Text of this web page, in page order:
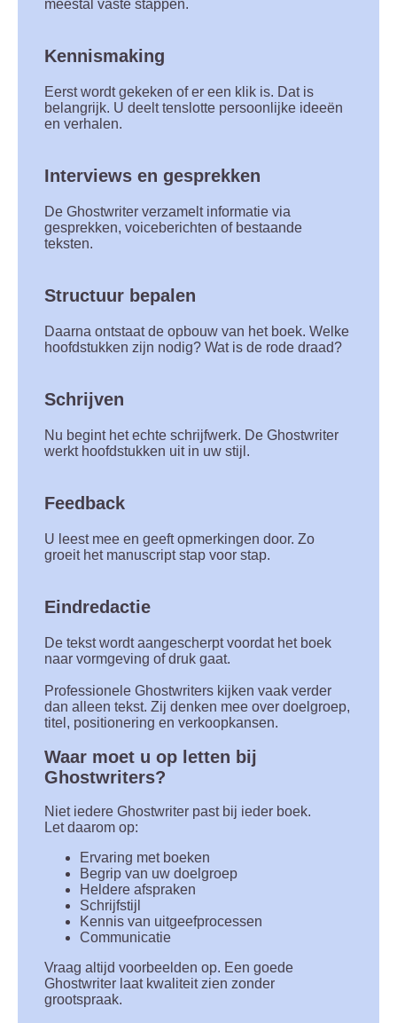
meestal vaste stappen.
Kennismaking
Eerst wordt gekeken of er een klik is. Dat is
belangrijk. U deelt tenslotte persoonlijke ideeën
en verhalen.
Interviews en gesprekken
De Ghostwriter verzamelt informatie via
gesprekken, voiceberichten of bestaande
teksten.
Structuur bepalen
Daarna ontstaat de opbouw van het boek. Welke
hoofdstukken zijn nodig? Wat is de rode draad?
Schrijven
Nu begint het echte schrijfwerk. De Ghostwriter
werkt hoofdstukken uit in uw stijl.
Feedback
U leest mee en geeft opmerkingen door. Zo
groeit het manuscript stap voor stap.
Eindredactie
De tekst wordt aangescherpt voordat het boek
naar vormgeving of druk gaat.
Professionele Ghostwriters kijken vaak verder
dan alleen tekst. Zij denken mee over doelgroep,
titel, positionering en verkoopkansen.
Waar moet u op letten bij
Ghostwriters?
Niet iedere Ghostwriter past bij ieder boek.
Let daarom op:
Ervaring met boeken
Begrip van uw doelgroep
Heldere afspraken
Schrijfstijl
Kennis van uitgeefprocessen
Communicatie
Vraag altijd voorbeelden op. Een goede
Ghostwriter laat kwaliteit zien zonder
grootspraak.